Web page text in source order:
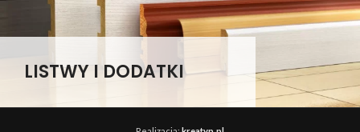
LISTWY I DODATKI